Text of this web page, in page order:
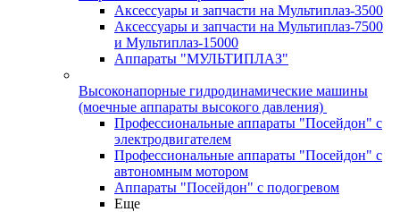
Аксессуары и запчасти на Мультиплаз-3500
Аксессуары и запчасти на Мультиплаз-7500
и Мультиплаз-15000
Аппараты "МУЛЬТИПЛАЗ"
Высоконапорные гидродинамические машины
(моечные аппараты высокого давления)
Профессиональные аппараты "Посейдон" с
электродвигателем
Профессиональные аппараты "Посейдон" с
автономным мотором
Аппараты "Посейдон" с подогревом
Еще